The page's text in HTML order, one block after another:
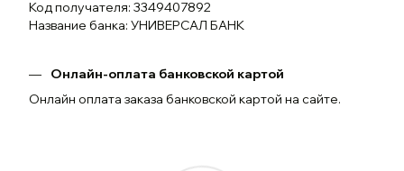
Код получателя: 3349407892
Название банка: УНИВЕРСАЛ БАНК
Онлайн-оплата банковской картой
Онлайн оплата заказа банковской картой на сайте.